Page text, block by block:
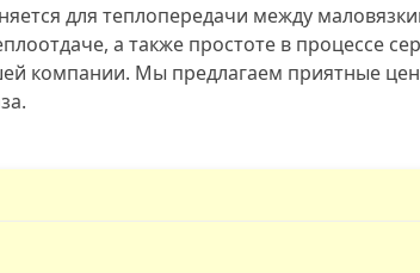
для теплопередачи между
а также простоте в процессе
компании. Мы предлагаем приятные